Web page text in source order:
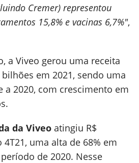
Cremer) representou
15,8% e vacinas 6,7%",
a Viveo gerou uma receita
em 2021, sendo uma
a 2020, com crescimento em
da Viveo atingiu R$
uma alta de 68% em
de 2020. Nesse